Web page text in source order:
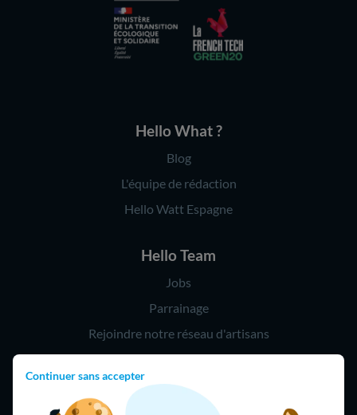
Continuer sans accepter
Hello What ?
Blog
L'équipe de rédaction
Hello Watt Espagne
Hello Team
Jobs
Parrainage
Rejoindre notre réseau d'artisans
09 75 18 60 60
(8h-21h)